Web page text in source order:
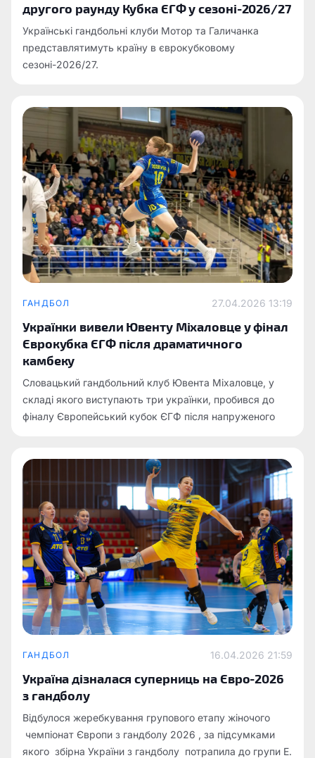
другого раунду Кубка ЄГФ у сезоні-2026/27
Українські гандбольні клуби Мотор та Галичанка
представлятимуть країну в єврокубковому
сезоні-2026/27.
ГАНДБОЛ 27.04.2026 13:19
Українки вивели Ювенту Міхаловце у фінал
Єврокубка ЄГФ після драматичного
камбеку
Словацький гандбольний клуб Ювента Міхаловце, у
складі якого виступають три українки, пробився до
фіналу Європейський кубок ЄГФ після напруженого
ГАНДБОЛ 16.04.2026 21:59
Україна дізналася суперниць на Євро-2026
з гандболу
Відбулося жеребкування групового етапу жіночого
чемпіонат Європи з гандболу 2026 , за підсумками
якого збірна України з гандболу потрапила до групи E.